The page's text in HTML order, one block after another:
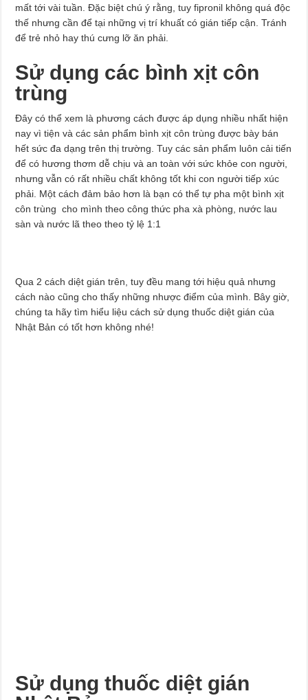
mất tới vài tuần. Đặc biệt chú ý rằng, tuy fipronil không quá độc
thế nhưng cần để tại những vị trí khuất có gián tiếp cận. Tránh
để trẻ nhỏ hay thú cưng lỡ ăn phải.
Sử dụng các bình xịt côn
trùng
Đây có thể xem là phương cách được áp dụng nhiều nhất hiện
nay vì tiện và các sản phẩm bình xịt côn trùng được bày bán
hết sức đa dạng trên thị trường. Tuy các sản phẩm luôn cải tiến
để có hương thơm dễ chịu và an toàn với sức khỏe con người,
nhưng vẫn có rất nhiều chất không tốt khi con người tiếp xúc
phải. Một cách đảm bảo hơn là bạn có thể tự pha một bình xịt
côn trùng cho mình theo công thức pha xà phòng, nước lau
sàn và nước lã theo theo tỷ lệ 1:1
Qua 2 cách diệt gián trên, tuy đều mang tới hiệu quả nhưng
cách nào cũng cho thấy những nhược điểm của mình. Bây giờ,
chúng ta hãy tìm hiểu liệu cách sử dụng thuốc diệt gián của
Nhật Bản có tốt hơn không nhé!
Sử dụng thuốc diệt gián